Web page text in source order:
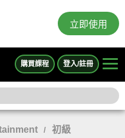
立即使用
購買課程 登入/註冊
/
初級